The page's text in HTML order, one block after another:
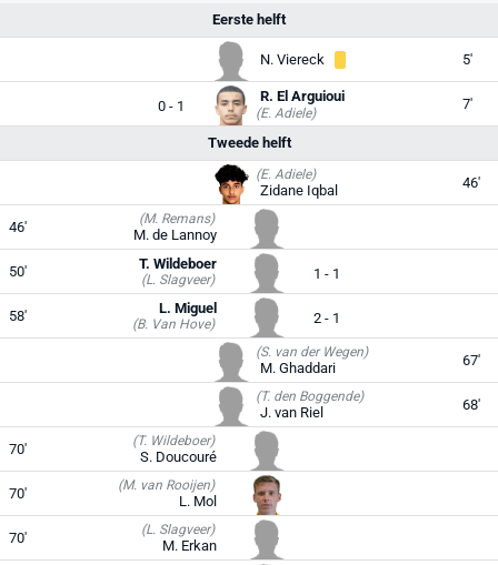
Eerste helft
N. Viereck 5'
0 - 1
R. El Arguioui
(E. Adiele)
7'
Tweede helft
(E. Adiele)
Zidane Iqbal 46'
46' (M. Remans)
M. de Lannoy
50' (L. Slagveer)
T. Wildeboer
1 - 1
58' (B. Van Hove)
L. Miguel
2 - 1
(S. van der Wegen)
M. Ghaddari 67'
(T. den Boggende)
J. van Riel 68'
70' (T. Wildeboer)
S. Doucouré
70' (M. van Rooijen)
L. Mol
70' (L. Slagveer)
M. Erkan